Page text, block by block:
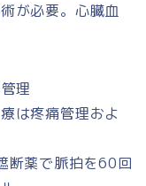
が必要。心臓血
理
は疼痛管理およ
断薬で脈拍を60回